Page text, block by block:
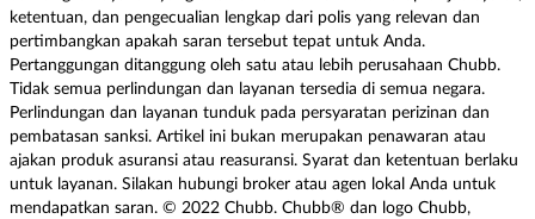
ketentuan, dan pengecualian lengkap dari polis yang relevan dan
pertimbangkan apakah saran tersebut tepat untuk Anda.
Pertanggungan ditanggung oleh satu atau lebih perusahaan Chubb.
Tidak semua perlindungan dan layanan tersedia di semua negara.
Perlindungan dan layanan tunduk pada persyaratan perizinan dan
pembatasan sanksi. Artikel ini bukan merupakan penawaran atau
ajakan produk asuransi atau reasuransi. Syarat dan ketentuan berlaku
untuk layanan. Silakan hubungi broker atau agen lokal Anda untuk
mendapatkan saran. © 2022 Chubb. Chubb® dan logo Chubb,